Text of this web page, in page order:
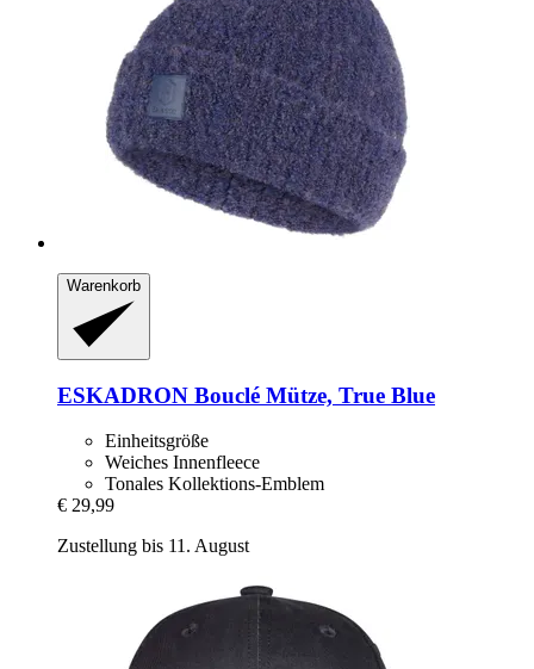
Warenkorb
ESKADRON Bouclé Mütze, True Blue
Einheitsgröße
Weiches Innenfleece
Tonales Kollektions-Emblem
€ 29,99
Zustellung bis 11. August